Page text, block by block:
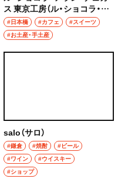
ス 東京工房（ル・ショコラ・ア
ラン・デュカス とうきょうこ
うぼう）
#日本橋 #カフェ
#スイーツ
#お土産・手土産
salo（サロ）
#鎌倉 #焼酎
#ビール
#ワイン
#ウイスキー
#ショップ